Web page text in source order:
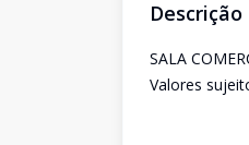
Descrição
SALA
Valores